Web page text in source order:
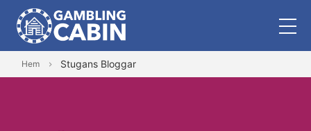
Hem Stugans Bloggar